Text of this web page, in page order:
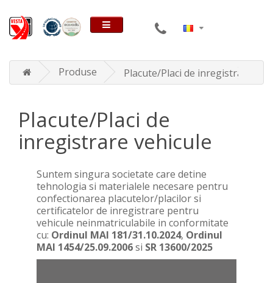
Produse Placute/Placi de inregistrare
Placute/Placi de
inregistrare vehicule
Suntem singura societate care detine
tehnologia si materialele necesare pentru
confectionarea placutelor/placilor si
certificatelor de inregistrare pentru
vehicule neinmatriculabile in conformitate
cu: Ordinul MAI 181/31.10.2024, Ordinul
MAI 1454/25.09.2006si SR 13600/2025